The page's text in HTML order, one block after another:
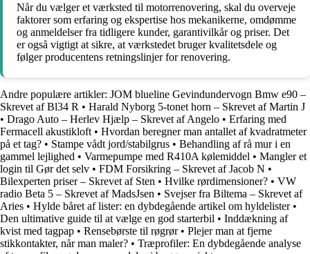
Når du vælger et værksted til motorrenovering, skal du overveje
faktorer som erfaring og ekspertise hos mekanikerne, omdømme
og anmeldelser fra tidligere kunder, garantivilkår og priser. Det
er også vigtigt at sikre, at værkstedet bruger kvalitetsdele og
følger producentens retningslinjer for renovering.
Andre populære artikler: JOM blueline Gevindundervogn Bmw e90 –
Skrevet af Bl34 R • Harald Nyborg 5-tonet horn – Skrevet af Martin J
• Drago Auto – Herlev Hjælp – Skrevet af Angelo • Erfaring med
Fermacell akustikloft • Hvordan beregner man antallet af kvadratmeter
på et tag? • Stampe vådt jord/stabilgrus • Behandling af rå mur i en
gammel lejlighed • Varmepumpe med R410A kølemiddel • Mangler et
login til Gør det selv • FDM Forsikring – Skrevet af Jacob N •
Bilexperten priser – Skrevet af Sten • Hvilke rørdimensioner? • VW
radio Beta 5 – Skrevet af MadsJsen • Svejser fra Biltema – Skrevet af
Aries • Hylde båret af lister: en dybdegående artikel om hyldelister•
Den ultimative guide til at vælge en god starterbil • Inddækning af
kvist med tagpap • Rensebørste til røgrør• Plejer man at fjerne
stikkontakter, når man maler? • Træprofiler: En dybdegående analyse